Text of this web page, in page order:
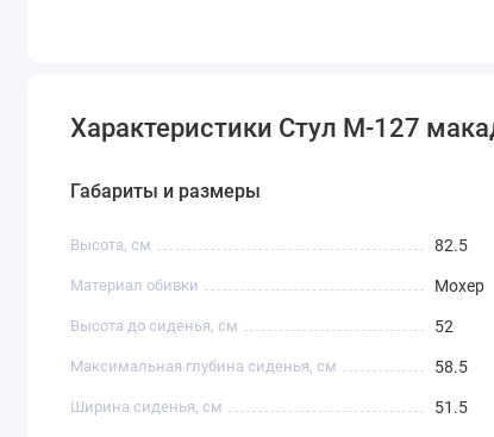
Характеристики Стул M-127
Габариты и размеры
Высота, см 82.5
Материал обивки Мохер
Высота до сиденья, см 52
Максимальная глубина сиденья, см 58.5
Ширина сиденья, см 51.5